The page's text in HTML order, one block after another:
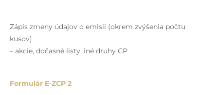
Zápis zmeny údajov o emisii (okrem zvýšenia počtu
kusov)
– akcie, dočasné listy, iné druhy CP
Formulár E-ZCP 2